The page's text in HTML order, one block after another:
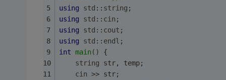
using
std :: string ;
using
std :: cin ;
using
std :: cout ;
using
std :: endl ;
int main()
{
string str, temp;
cin >> str;